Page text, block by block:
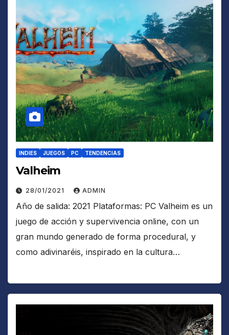
INDIES JUEGOS PC TENDENCIAS
Valheim
28/01/2021 ADMIN
Año de salida: 2021 Plataformas: PC Valheim es un
juego de acción y supervivencia online, con un
gran mundo generado de forma procedural, y
como adivinaréis, inspirado en la cultura…